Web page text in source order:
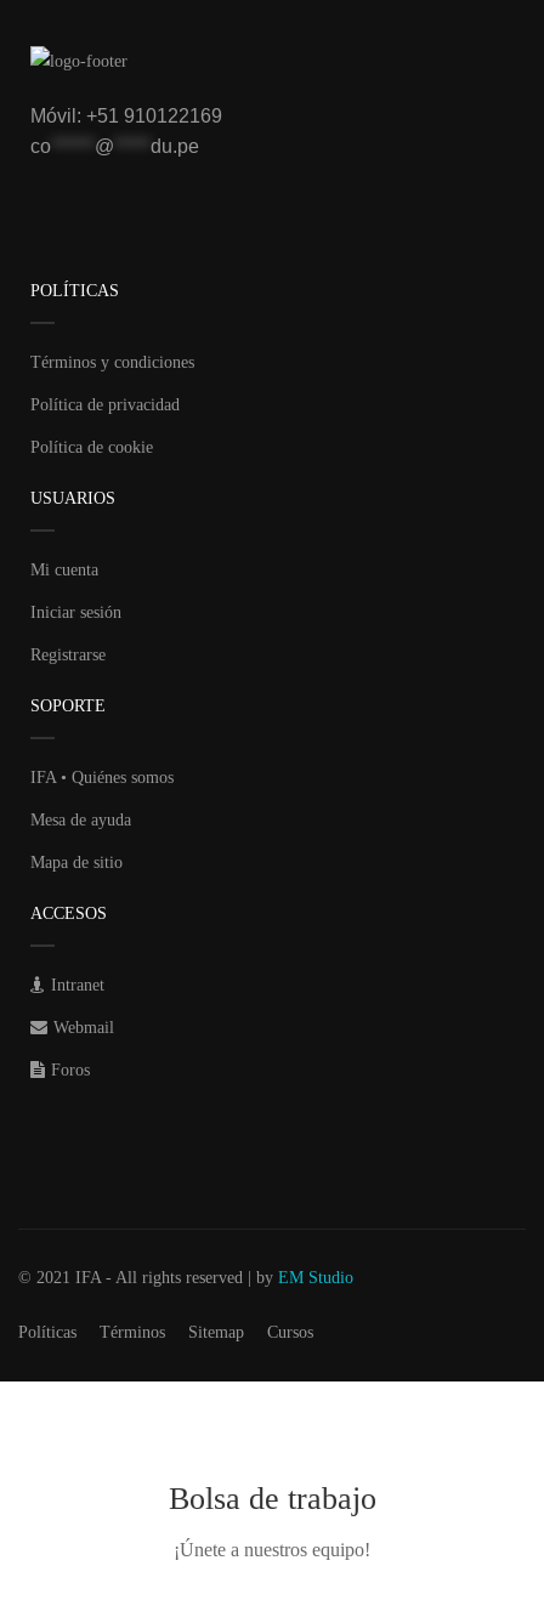
Móvil: +51 910122169
co
@ du.pe
POLÍTICAS
Términos y condiciones
Política de privacidad
Política de cookie
USUARIOS
Mi cuenta
Iniciar sesión
Registrarse
SOPORTE
IFA • Quiénes somos
Mesa de ayuda
Mapa de sitio
ACCESOS
Intranet
Webmail
Foros
© 2021 IFA - All rights reserved | by EM Studio
Políticas Términos Sitemap Cursos
Bolsa de trabajo
¡Únete a nuestros equipo!